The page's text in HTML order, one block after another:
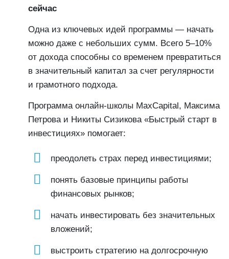
сейчас
Одна из ключевых идей программы — начать
можно даже с небольших сумм. Всего 5–10%
от дохода способны со временем превратиться
в значительный капитал за счет регулярности
и грамотного подхода.
Программа онлайн-школы MaxCapital, Максима
Петрова и Никиты Сизикова «Быстрый старт в
инвестициях» помогает:
преодолеть страх перед инвестициями;
понять базовые принципы работы
финансовых рынков;
начать инвестировать без значительных
вложений;
выстроить стратегию на долгосрочную